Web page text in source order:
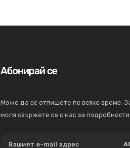
Абонирай се
Може да се отпишете по всяко време.
моля свържете се с нас за подробности.